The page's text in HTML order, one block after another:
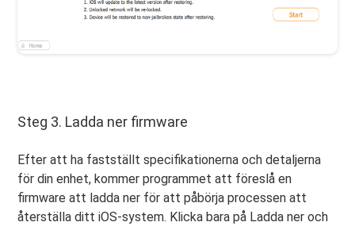
Steg 3. Ladda ner firmware
Efter att ha fastställt specifikationerna och detaljerna
för din enhet, kommer programmet att föreslå en
firmware att ladda ner för att påbörja processen att
återställa ditt iOS-system. Klicka bara på Ladda ner och